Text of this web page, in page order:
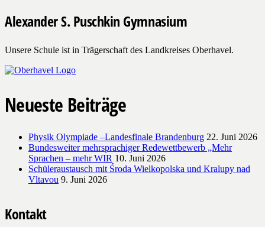
Alexander S. Puschkin Gymnasium
Unsere Schule ist in Trägerschaft des Landkreises Oberhavel.
Neueste Beiträge
Physik Olympiade –Landesfinale Brandenburg 22. Juni 2026
Bundesweiter mehrsprachiger Redewettbewerb „Mehr
Sprachen – mehr WIR 10. Juni 2026
Schüleraustausch mit Środa Wielkopolska und Kralupy nad
Vltavou 9. Juni 2026
Kontakt